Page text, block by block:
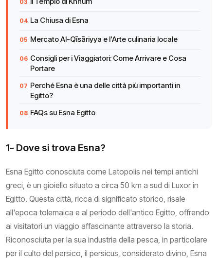
La Chiusa di Esna
Mercato Al-Qīsāriyya e l'Arte culinaria locale
Consigli per i Viaggiatori: Come Arrivare e Cosa
Portare
Perché Esna è una delle città più importanti in
Egitto?
FAQs su Esna Egitto
1- Dove si trova Esna?
Esna Egitto conosciuta come Latopolis nei tempi antichi
greci, è un gioiello situato a circa 50 km a sud di Luxor in
Egitto. Questa città, ricca di significato storico, risale
all'epoca tolemaica e al periodo dell'antico Egitto, offrendo
ai visitatori un viaggio affascinante attraverso la storia.
Riconosciuta per la sua industria della pesca, in particolare
per il culto del persico, il persicus, considerato divino, Esna